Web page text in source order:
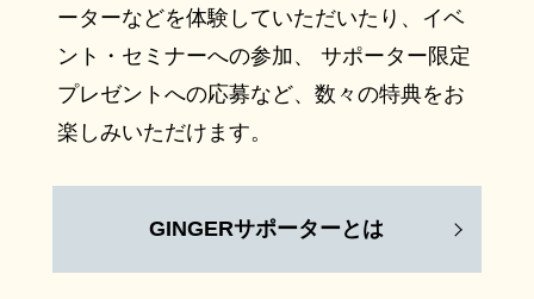
ーターなどを体験していただいたり、イベ
ント・セミナーへの参加、 サポーター限定
プレゼントへの応募など、数々の特典をお
楽しみいただけます。
GINGERサポーターとは